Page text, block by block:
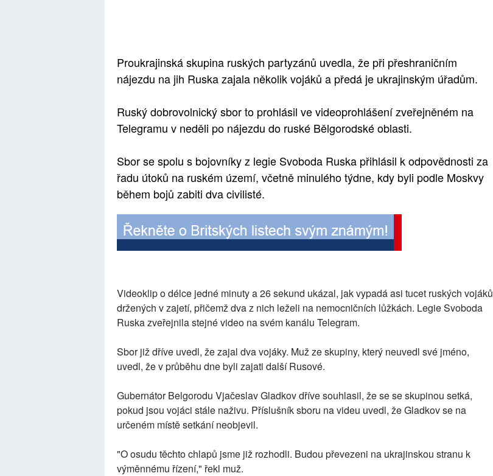
Proukrajinská skupina ruských partyzánů uvedla, že při přeshraničním
nájezdu na jih Ruska zajala několik vojáků a předá je ukrajinským úřadům.
Ruský dobrovolnický sbor to prohlásil ve videoprohlášení zveřejněném na
Telegramu v neděli po nájezdu do ruské Bělgorodské oblasti.
Sbor se spolu s bojovníky z legie Svoboda Ruska přihlásil k odpovědnosti za
řadu útoků na ruském území, včetně minulého týdne, kdy byli podle Moskvy
během bojů zabiti dva civilisté.
Videoklip o délce jedné minuty a 26 sekund ukázal, jak vypadá asi tucet ruských vojáků
držených v zajetí, přičemž dva z nich leželi na nemocničních lůžkách. Legie Svoboda
Ruska zveřejnila stejné video na svém kanálu Telegram.
Sbor již dříve uvedl, že zajal dva vojáky. Muž ze skupiny, který neuvedl své jméno,
uvedl, že v průběhu dne byli zajati další Rusové.
Gubernátor Belgorodu Vjačeslav Gladkov dříve souhlasil, že se se skupinou setká,
pokud jsou vojáci stále naživu. Příslušník sboru na videu uvedl, že Gladkov se na
určeném místě setkání neobjevil.
"O osudu těchto chlapů jsme již rozhodli. Budou převezeni na ukrajinskou stranu k
výměnnému řízení," řekl muž.